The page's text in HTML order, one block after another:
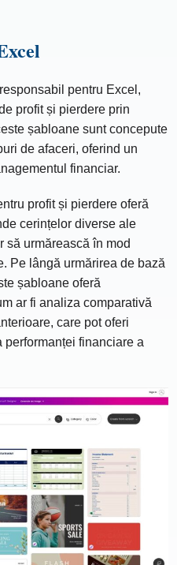
pentru Excel,
profit și pierdere prin
șabloane sunt concepute
de afaceri, oferind un
financiar.
profit și pierdere oferă
cerințelor diverse ale
să urmărească în mod
Pe lângă urmărirea de bază
șabloane oferă
ar fi analiza comparativă
care pot oferi
performanței financiare a